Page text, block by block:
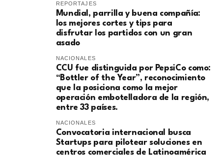
REPORTAJES
Mundial, parrilla y buena compañía:
los mejores cortes y tips para
disfrutar los partidos con un gran
asado
NACIONALES
CCU fue distinguida por PepsiCo como:
“Bottler of the Year”, reconocimiento
que la posiciona como la mejor
operación embotelladora de la región,
entre 33 países.
NACIONALES
Convocatoria internacional busca
Startups para pilotear soluciones en
centros comerciales de Latinoamérica